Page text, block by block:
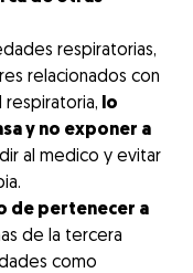
respiratorias,
relacionados con
respiratoria, lo
y no exponer a
al medico y evitar
de pertenecer a
de la tercera
como